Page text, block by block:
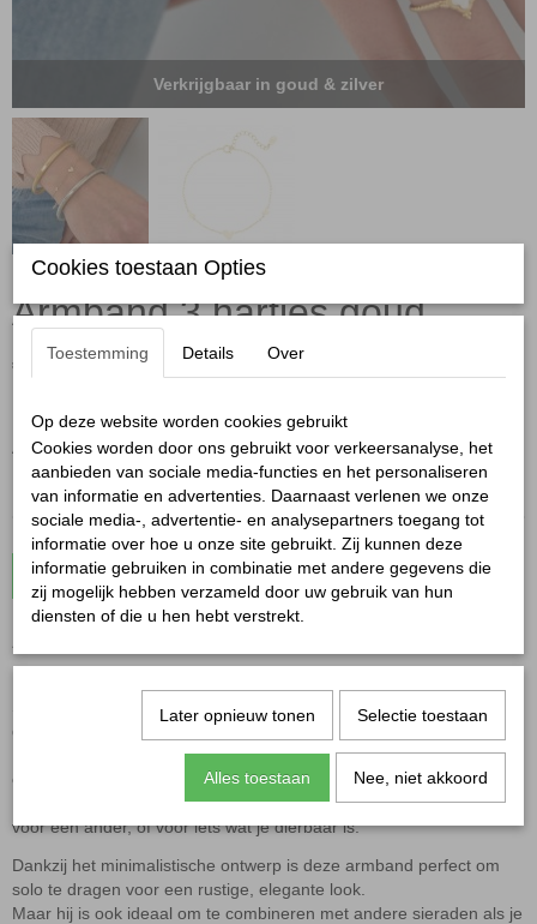
Verkrijgbaar in goud & zilver
Armband 3 hartjes goud
€ 15,95
Aantal
In winkelwagen
Simpel, stijlvol en met een vleugje liefde – deze Armband 3 hartjes
goud
is er een die je moeiteloos elke dag draagt.
Het verfijnde design is voorzien van drie kleine hartjes die subtiel
opvallen, zonder te overheersen.
De hartjes staan symbool voor liefde in allerlei vormen – voor jezelf,
voor een ander, of voor iets wat je dierbaar is.
Dankzij het minimalistische ontwerp is deze armband perfect om
solo te dragen voor een rustige, elegante look.
Maar hij is ook ideaal om te combineren met andere sieraden als je
Cookies toestaan Opties
Toestemming Details Over
Op deze website worden cookies gebruikt
Cookies worden door ons gebruikt voor verkeersanalyse, het
aanbieden van sociale media-functies en het personaliseren
van informatie en advertenties. Daarnaast verlenen we onze
sociale media-, advertentie- en analysepartners toegang tot
informatie over hoe u onze site gebruikt. Zij kunnen deze
informatie gebruiken in combinatie met andere gegevens die
zij mogelijk hebben verzameld door uw gebruik van hun
diensten of die u hen hebt verstrekt.
Later opnieuw tonen Selectie toestaan
Alles toestaan Nee, niet akkoord